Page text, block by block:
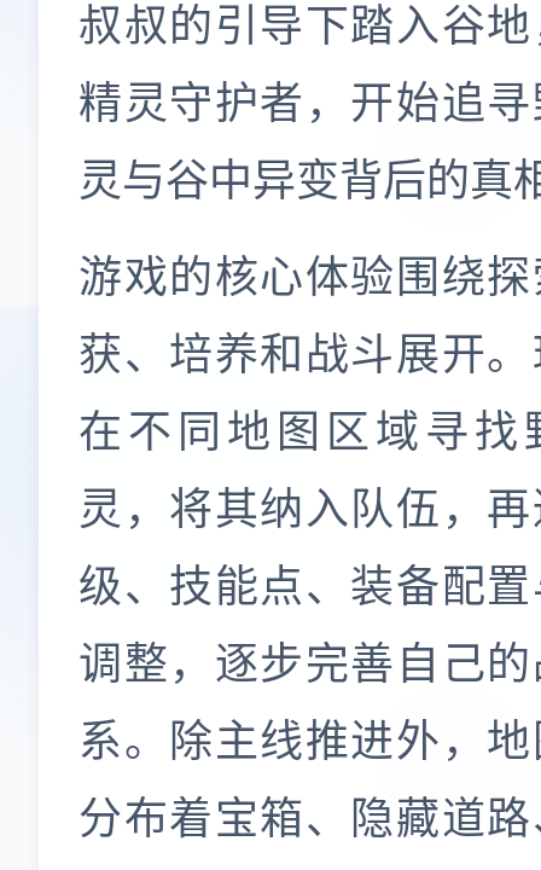
叔叔的引导下踏入谷
精灵守护者，开始追
灵与谷中异变背后的真
游戏的核心体验围绕
获、培养和战斗展开
在不同地图区域寻找
灵，将其纳入队伍，
级、技能点、装备配
调整，逐步完善自己
系。除主线推进外，
分布着宝箱、隐藏道